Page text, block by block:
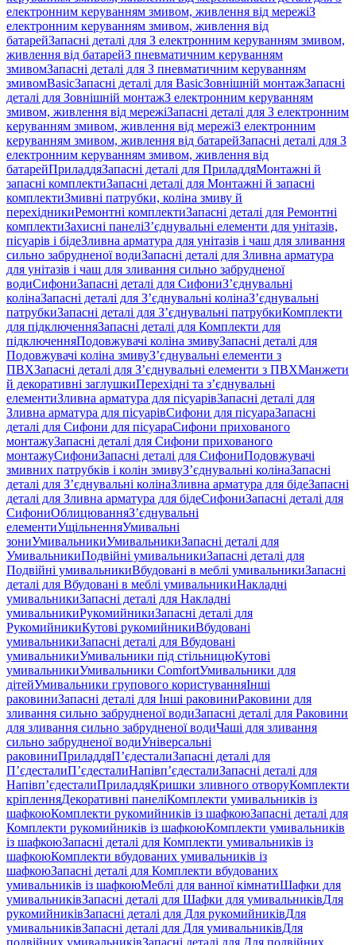
електронним керуванням змивом, живлення від мережіЗ
електронним керуванням змивом, живлення від
батарейЗапасні деталі для З електронним керуванням змивом,
живлення від батарейЗ пневматичним керуванням
змивомЗапасні деталі для З пневматичним керуванням
змивомBasicЗапасні деталі для BasicЗовнішній монтажЗапасні
деталі для Зовнішній монтажЗ електронним керуванням
змивом, живлення від мережіЗапасні деталі для З електронним
керуванням змивом, живлення від мережіЗ електронним
керуванням змивом, живлення від батарейЗапасні деталі для З
електронним керуванням змивом, живлення від
батарейПриладдяЗапасні деталі для ПриладдяМонтажні й
запасні комплектиЗапасні деталі для Монтажні й запасні
комплектиЗмивні патрубки, коліна змиву й
перехідникиРемонтні комплектиЗапасні деталі для Ремонтні
комплектиЗахисні панеліЗ’єднувальні елементи для унітазів,
пісуарів і бідеЗливна арматура для унітазів і чаш для зливання
сильно забрудненої водиЗапасні деталі для Зливна арматура
для унітазів і чаш для зливання сильно забрудненої
водиСифониЗапасні деталі для СифониЗ’єднувальні
колінаЗапасні деталі для З’єднувальні колінаЗ’єднувальні
патрубкиЗапасні деталі для З’єднувальні патрубкиКомплекти
для підключенняЗапасні деталі для Комплекти для
підключенняПодовжувачі коліна змивуЗапасні деталі для
Подовжувачі коліна змивуЗ’єднувальні елементи з
ПВХЗапасні деталі для З’єднувальні елементи з ПВХМанжети
й декоративні заглушкиПерехідні та з’єднувальні
елементиЗливна арматура для пісуарівЗапасні деталі для
Зливна арматура для пісуарівСифони для пісуараЗапасні
деталі для Сифони для пісуараСифони прихованого
монтажуЗапасні деталі для Сифони прихованого
монтажуСифониЗапасні деталі для СифониПодовжувачі
змивних патрубків і колін змивуЗ’єднувальні колінаЗапасні
деталі для З’єднувальні колінаЗливна арматура для бідеЗапасні
деталі для Зливна арматура для бідеСифониЗапасні деталі для
СифониОблицюванняЗ’єднувальні
елементиУщільненняУмивальні
зониУмивальникиУмивальникиЗапасні деталі для
УмивальникиПодвійні умивальникиЗапасні деталі для
Подвійні умивальникиВбудовані в меблі умивальникиЗапасні
деталі для Вбудовані в меблі умивальникиНакладні
умивальникиЗапасні деталі для Накладні
умивальникиРукомийникиЗапасні деталі для
РукомийникиКутові рукомийникиВбудовані
умивальникиЗапасні деталі для Вбудовані
умивальникиУмивальники під стільницюКутові
умивальникиУмивальники ComfortУмивальники для
дітейУмивальники групового користуванняІнші
раковиниЗапасні деталі для Інші раковиниРаковини для
зливання сильно забрудненої водиЗапасні деталі для Раковини
для зливання сильно забрудненої водиЧаші для зливання
сильно забрудненої водиУніверсальні
раковиниПриладдяП’єдесталиЗапасні деталі для
П’єдесталиП’єдесталиНапівп’єдесталиЗапасні деталі для
Напівп’єдесталиПриладдяКришки зливного отворуКомплекти
кріпленняДекоративні панеліКомплекти умивальників із
шафкоюКомплекти рукомийників із шафкоюЗапасні деталі для
Комплекти рукомийників із шафкоюКомплекти умивальників
із шафкоюЗапасні деталі для Комплекти умивальників із
шафкоюКомплекти вбудованих умивальників із
шафкоюЗапасні деталі для Комплекти вбудованих
умивальників із шафкоюМеблі для ванної кімнатиШафки для
умивальниківЗапасні деталі для Шафки для умивальниківДля
рукомийниківЗапасні деталі для Для рукомийниківДля
умивальниківЗапасні деталі для Для умивальниківДля
подвійних умивальниківЗапасні деталі для Для подвійних